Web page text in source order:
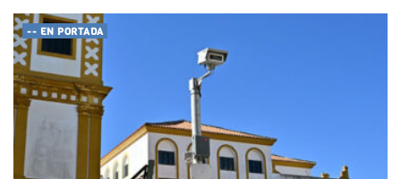
-- EN PORTADA